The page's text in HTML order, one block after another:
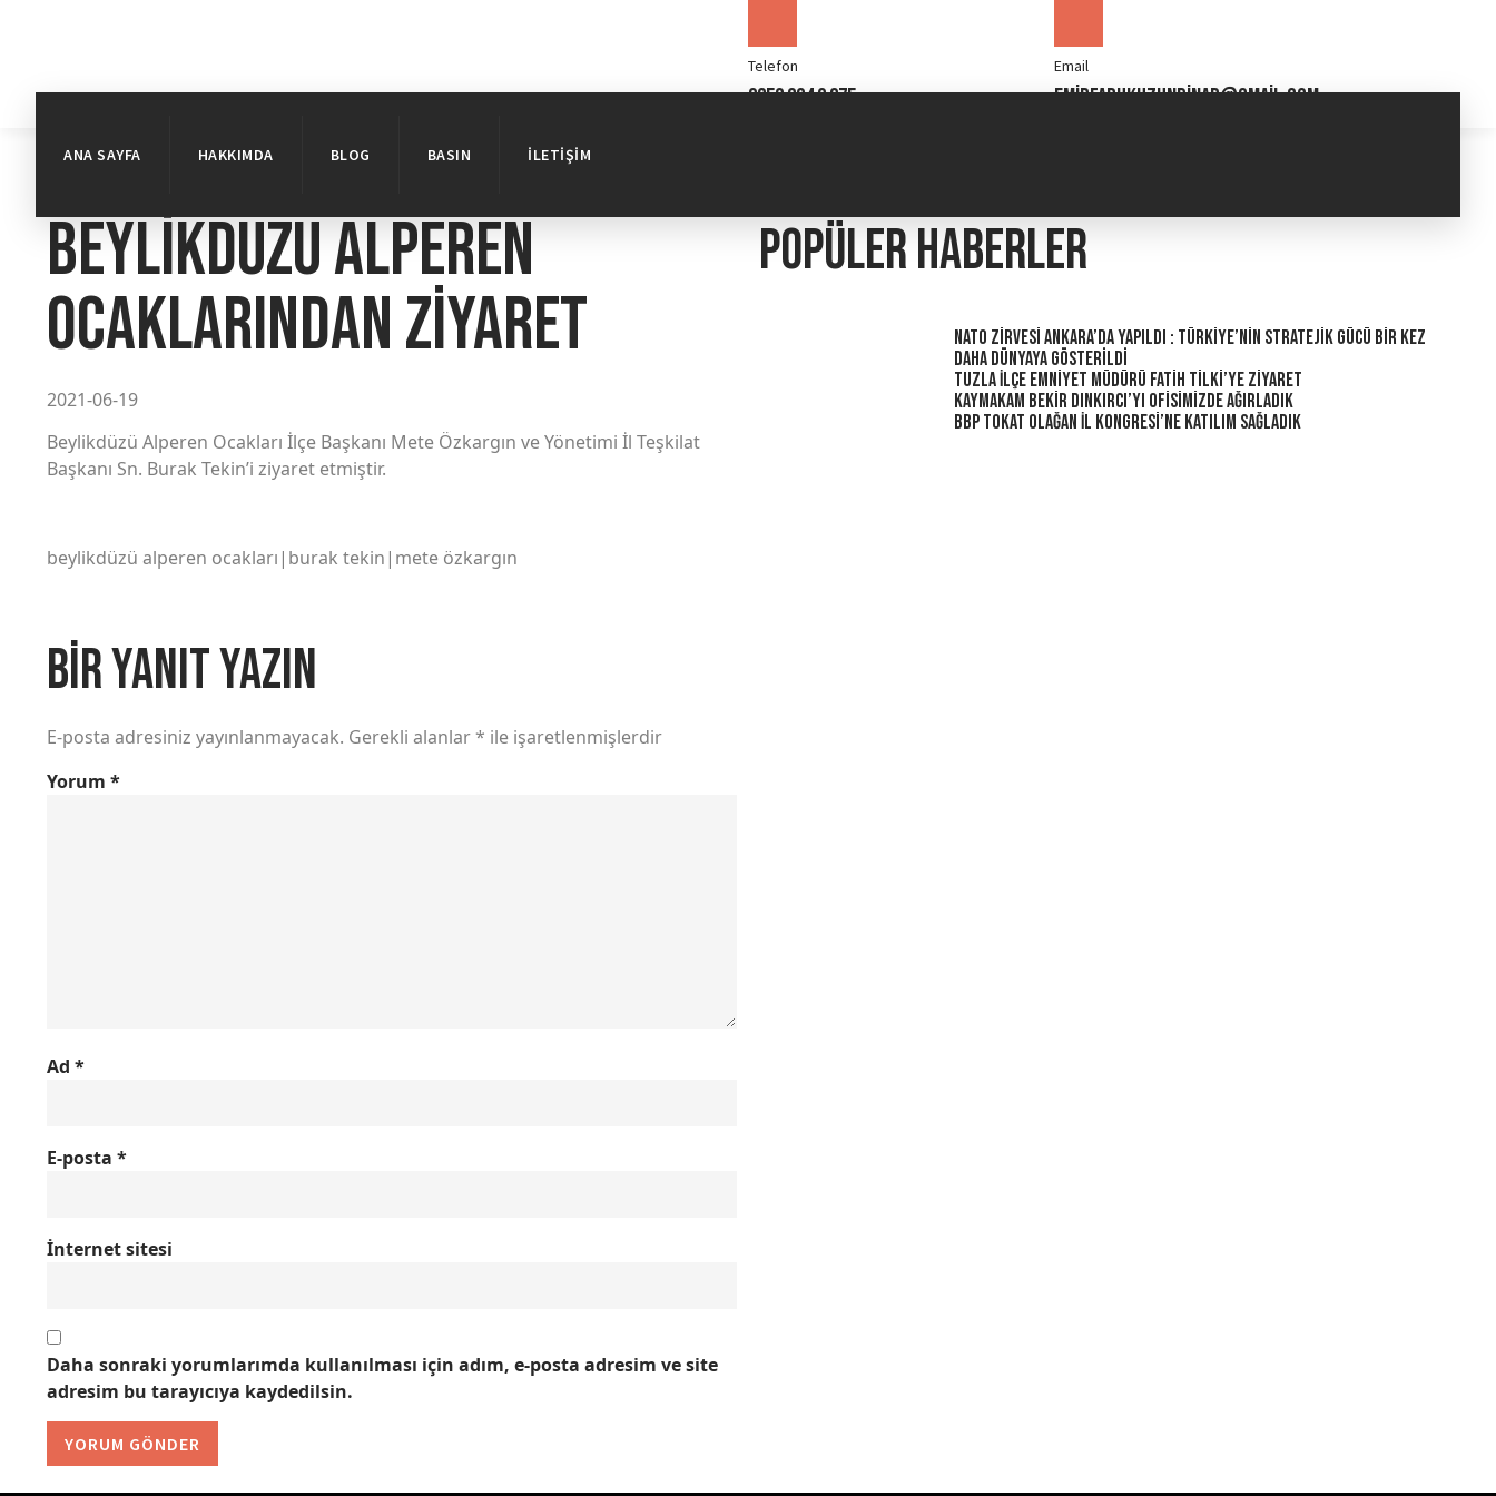
Telefon
0850 304 0 375
Email
emirfarukuzunpinar@gmail.com
ANA SAYFA HAKKIMDA BLOG BASIN İLETIŞIM
Beylikdüzü Alperen
Ocaklarından Ziyaret
2021-06-19
Beylikdüzü Alperen Ocakları İlçe Başkanı Mete Özkargın ve Yönetimi İl Teşkilat
Başkanı Sn. Burak Tekin’i ziyaret etmiştir.
beylikdüzü alperen ocakları|burak tekin|mete özkargın
Bir yanıt yazın
E-posta adresiniz yayınlanmayacak. Gerekli alanlar* ile işaretlenmişlerdir
Yorum *
Ad *
E-posta *
İnternet sitesi
Daha sonraki yorumlarımda kullanılması için adım, e-posta adresim ve site
adresim bu tarayıcıya kaydedilsin.
Popüler haberler
NATO Zirvesi Ankara’da Yapıldı : Türkiye’nin Stratejik Gücü Bir Kez
Daha Dünyaya Gösterildi
Tuzla İlçe Emniyet Müdürü Fatih Tilki’ye Ziyaret
Kaymakam Bekir Dınkırcı’yı Ofisimizde Ağırladık
BBP Tokat Olağan İl Kongresi’ne Katılım Sağladık